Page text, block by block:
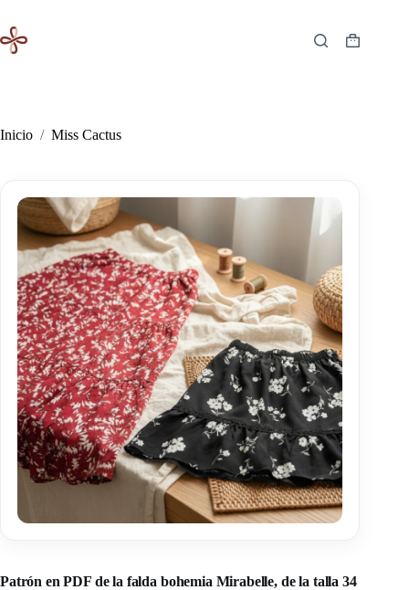
contenido
Carro
Inicio / Miss Cactus
Patrón en PDF de la falda bohemia Mirabelle, de la talla 34